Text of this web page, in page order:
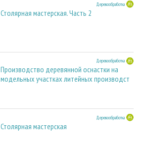
Деревообработка
Столярная мастерская. Часть 2
Деревообработка
Производство деревянной оснастки на
модельных участках литейных производст
Деревообработка
Столярная мастерская